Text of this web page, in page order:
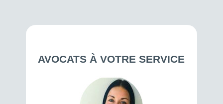
AVOCATS À VOTRE SERVICE